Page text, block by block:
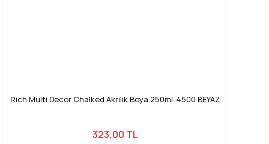
Rich Multi Decor Chalked Akrilik Boya 250ml. 4500 BEYAZ
323,00 TL